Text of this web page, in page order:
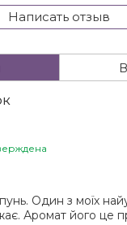
Написать отзыв
Один з моїх
Аромат його це